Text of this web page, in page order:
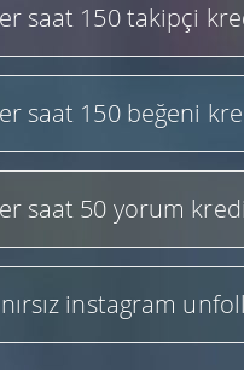
saat 150 takipçi
saat 150 beğeni
saat 50 yorum
instagram